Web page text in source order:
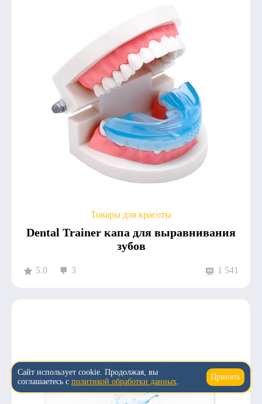
Товары для красоты
Dental Trainer капа для выравнивания
зубов
5.0 3 1 541
↑
Сайт использует cookie. Продолжая, вы
соглашаетесь с политикой обработки данных.
Принять